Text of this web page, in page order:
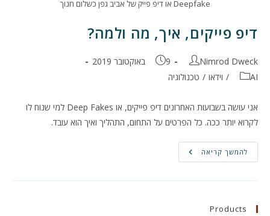
Deepfake או דיפ פייק של אביב גפן כשלום חנוך
דיפ פייקים, איך, מה ולמה?
מחבר:
Nimrod Dweck פורסם:
9 באוקטובר 2019
קטגוריה:
AI
/ וידאו / טכנולוגיה
אני עושה בשבועות האחרונים דיפ פייקים, או Deep Fakes למי שנוח לו
לקרוא יותר ככה. כל הפרטים על התחום, התהליך ואיך הוא עובד.
להמשך קריאה דיפ
פייקים,
Products